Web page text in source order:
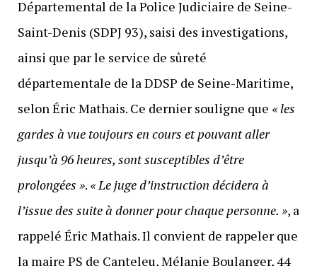
Départemental de la Police Judiciaire de Seine-
Saint-Denis (SDPJ 93), saisi des investigations,
ainsi que par le service de sûreté
départementale de la DDSP de Seine-Maritime,
selon Éric Mathais. Ce dernier souligne que « les
gardes à vue toujours en cours et pouvant aller
jusqu’à 96 heures, sont susceptibles d’être
prolongées ». « Le juge d’instruction décidera à
l’issue des suite à donner pour chaque personne. », a
rappelé Éric Mathais. Il convient de rappeler que
la maire PS de Canteleu, Mélanie Boulanger, 44